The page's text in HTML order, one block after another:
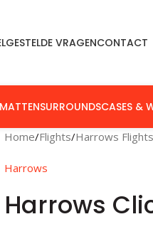
VRAGENCONTACT
SURROUNDSCASES &
Home Flights Harrows
Harrows
Harrows